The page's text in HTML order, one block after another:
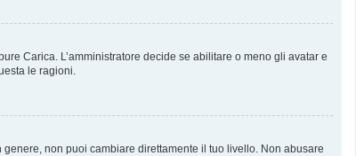
Carica. L’amministratore decide se abilitare o meno gli avatar e
le ragioni.
non puoi cambiare direttamente il tuo livello. Non abusare